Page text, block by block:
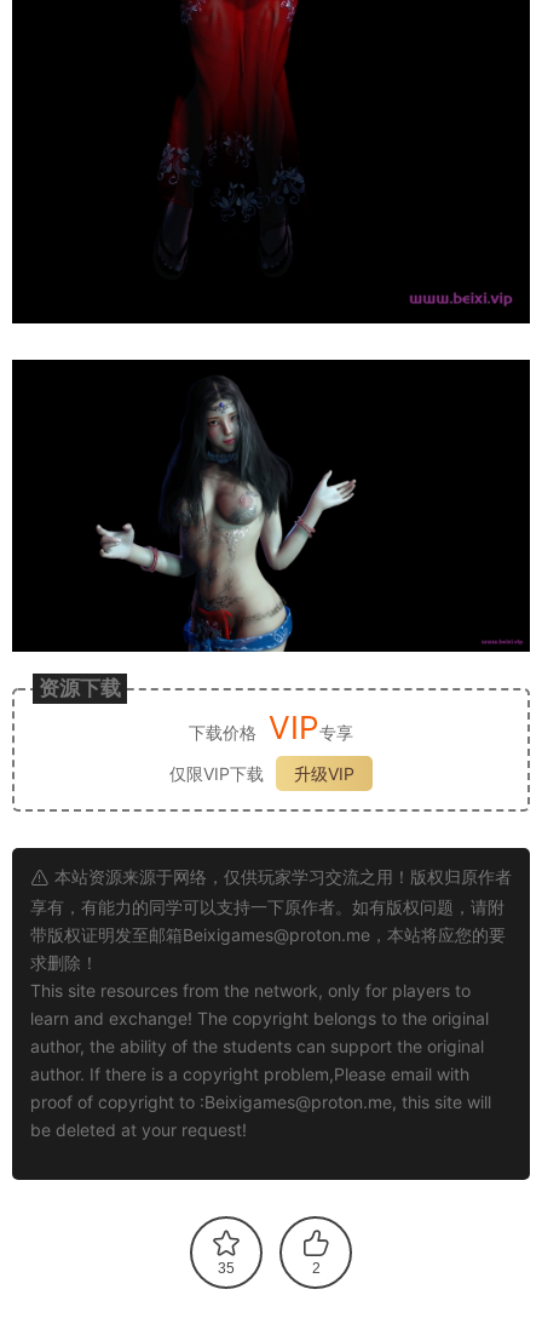
资源下载
下载价格 VIP专享
仅限VIP下载
升级VIP
本站资源来源于网络，仅供玩家学习交流之用！版权归原作者
享有，有能力的同学可以支持一下原作者。如有版权问题，请附
带版权证明发至邮箱Beixigames@proton.me ，本站将应您的要
求删除！
This site resources from the network, only for players to
learn and exchange! The copyright belongs to the original
author, the ability of the students can support the original
author. If there is a copyright problem,Please email with
proof of copyright to :Beixigames@proton.me, this site will
be deleted at your request!
35 2